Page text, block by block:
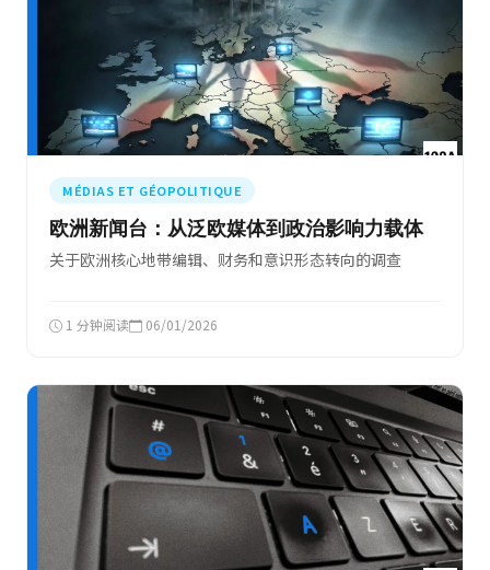
MÉDIAS ET GÉOPOLITIQUE
欧洲新闻台：从泛欧媒体到政治影响力载体
关于欧洲核心地带编辑、财务和意识形态转向的调查
1 分钟阅读 06/01/2026